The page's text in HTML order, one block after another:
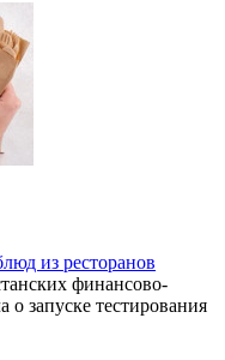
из ресторанов
финансово-
о запуске тестирования